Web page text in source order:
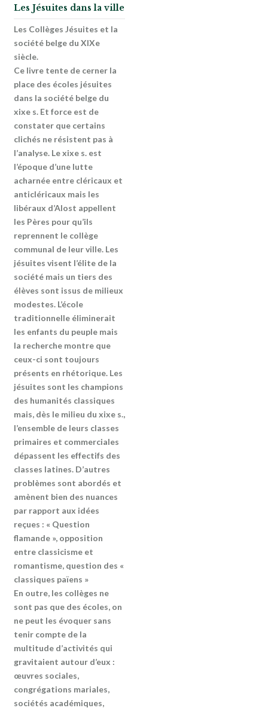
Les Jésuites dans la ville
Les Collèges Jésuites et la
société belge du XIXe
siècle.
Ce livre tente de cerner la
place des écoles jésuites
dans la société belge du
xixe s. Et force est de
constater que certains
clichés ne résistent pas à
l’analyse. Le xixe s. est
l’époque d’une lutte
acharnée entre cléricaux et
anticléricaux mais les
libéraux d’Alost appellent
les Pères pour qu’ils
reprennent le collège
communal de leur ville. Les
jésuites visent l’élite de la
société mais un tiers des
élèves sont issus de milieux
modestes. L’école
traditionnelle éliminerait
les enfants du peuple mais
la recherche montre que
ceux-ci sont toujours
présents en rhétorique. Les
jésuites sont les champions
des humanités classiques
mais, dès le milieu du xixe s.,
l’ensemble de leurs classes
primaires et commerciales
dépassent les effectifs des
classes latines. D’autres
problèmes sont abordés et
amènent bien des nuances
par rapport aux idées
reçues : « Question
flamande », opposition
entre classicisme et
romantisme, question des «
classiques païens »
En outre, les collèges ne
sont pas que des écoles, on
ne peut les évoquer sans
tenir compte de la
multitude d’activités qui
gravitaient autour d’eux :
œuvres sociales,
congrégations mariales,
sociétés académiques,